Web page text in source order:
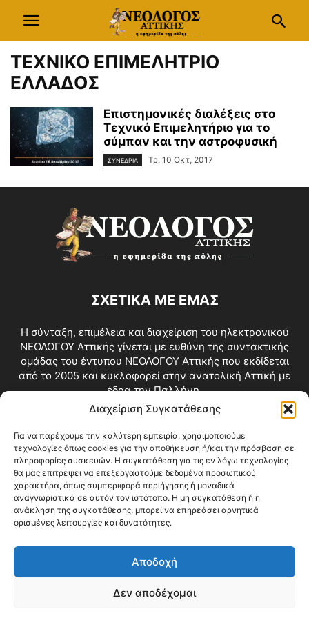
Διαχείριση Συγκατάθεσης
Για να παρέχουμε την καλύτερη εμπειρία, χρησιμοποιούμε
τεχνολογίες όπως cookies για την αποθήκευση ή/και την πρόσβαση σε
πληροφορίες συσκευών. Η συγκατάθεση για τις εν λόγω τεχνολογίες
θα μας επιτρέψει να επεξεργαστούμε δεδομένα προσωπικού
χαρακτήρα, όπως συμπεριφορά περιήγησης ή μοναδικά
αναγνωριστικά σε αυτόν τον ιστότοπο. Η μη συγκατάθεση ή η
ανάκληση της συγκατάθεσης, μπορεί να επηρεάσει αρνητικά
ορισμένες λειτουργίες και δυνατότητες.
Αποδοχή
Δεν αποδέχομαι
ΤΕΧΝΙΚΟ ΕΠΙΜΕΛΗΤΡΙΟ
ΕΛΛΑΔΟΣ
Επιστημονικές διαλέξεις στο
Τεχνικό Επιμελητήριο για το
σύμπαν και την αστροφυσική
ΣΥΝΕΔΡΙΑ Τρ, 10 Οκτ, 2017
ΣΧΕΤΙΚΑ ΜΕ ΕΜΑΣ
Η σύνταξη, επιμέλεια και διαχείριση του ηλεκτρονικού
ΝΕΟΛΟΓΟΥ Αττικής γίνεται με ευθύνη της συντακτικής
ομάδας του έντυπου ΝΕΟΛΟΓΟΥ Αττικής που εκδίδεται
από το 2005 και κυκλοφορεί στην ανατολική Αττική με
έδρα την Παλλήνη.
Επικοινωνία:info@neologosattikis.gr
ΑΚΟΛΟΥΘΗΣΕ ΜΑΣ
Videos Όροι Χρήσης